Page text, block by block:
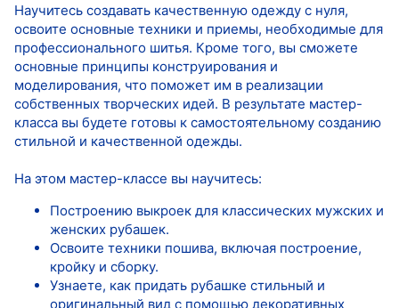
Научитесь создавать качественную одежду с нуля,
освоите основные техники и приемы, необходимые для
профессионального шитья. Кроме того, вы сможете
основные принципы конструирования и
моделирования, что поможет им в реализации
собственных творческих идей. В результате мастер-
класса вы будете готовы к самостоятельному созданию
стильной и качественной одежды.
На этом мастер-классе вы научитесь:
Построению выкроек для классических мужских и
женских рубашек.
Освоите техники пошива, включая построение,
кройку и сборку.
Узнаете, как придать рубашке стильный и
оригинальный вид с помощью декоративных